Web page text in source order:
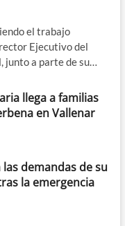
el trabajo
Ejecutivo del
junto a parte de su…
llega a familias
en Vallenar
demandas de su
la emergencia